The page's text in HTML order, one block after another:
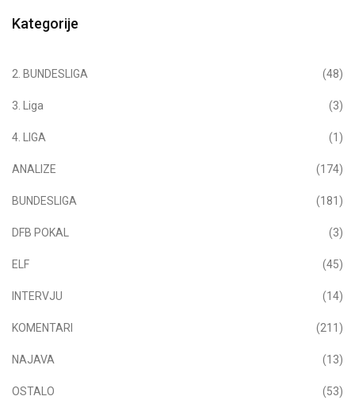
Kategorije
2. BUNDESLIGA (48)
3. Liga (3)
4. LIGA (1)
ANALIZE (174)
BUNDESLIGA (181)
DFB POKAL (3)
ELF (45)
INTERVJU (14)
KOMENTARI (211)
NAJAVA (13)
OSTALO (53)